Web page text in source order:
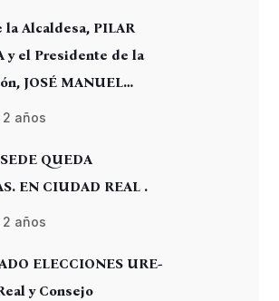
la Alcaldesa, PILAR
y el Presidente de la
JOSÉ MANUEL
años
QUEDA
EN CIUDAD REAL .
años
ELECCIONES URE-
y Consejo